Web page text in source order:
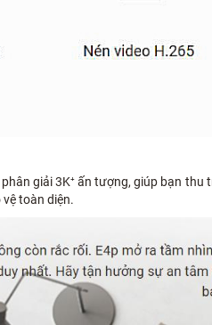
giải 3K⁺ ấn tượng, giúp bạn
toàn diện.